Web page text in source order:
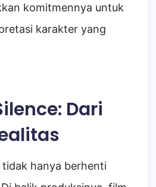
komitmennya untuk
karakter yang
Dari
tidak hanya berhenti